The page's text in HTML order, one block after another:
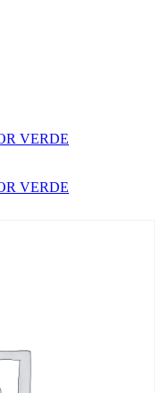
VERDE
VERDE